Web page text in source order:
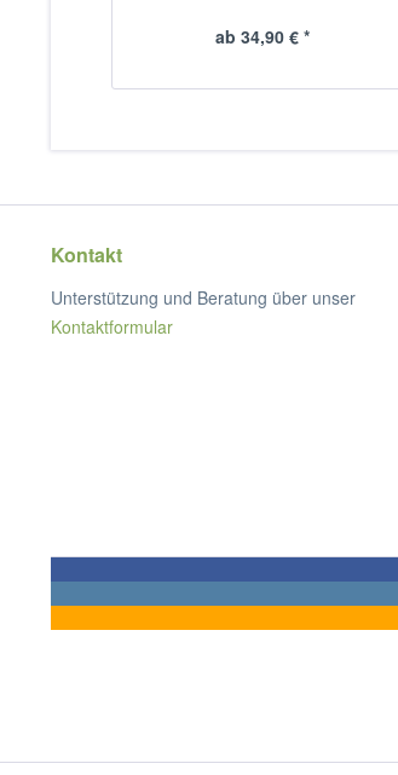
ab 34,90 € *
Kontakt
Unterstützung und Beratung über unser
Kontaktformular